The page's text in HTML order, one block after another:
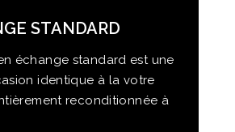
STANDARD
échange standard est une
identique à la votre
reconditionnée à